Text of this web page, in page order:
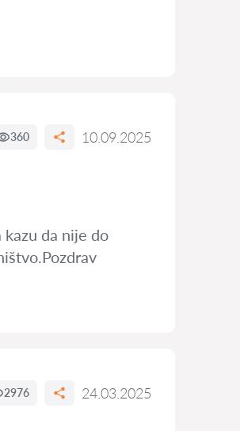
360 10.09.2025
da nije do
2976 24.03.2025